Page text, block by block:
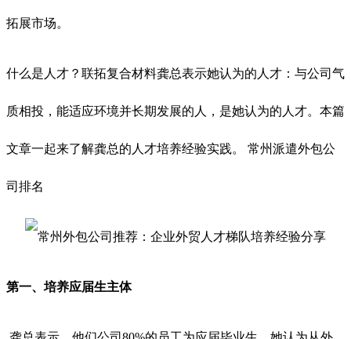
拓展市场。
什么是人才？联拓复合材料龚总表示她认为的人才：与公司气
质相投，能适应环境并长期发展的人，是她认为的人才。本篇
文章一起来了解龚总的人才培养经验实践。 常州派遣外包公
司排名
第一、培养应届生主体